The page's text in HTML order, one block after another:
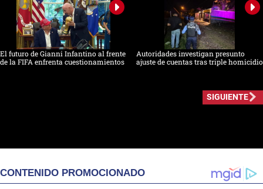
El futuro de Gianni Infantino al frente
de la FIFA enfrenta cuestionamientos
Autoridades investigan presunto
ajuste de cuentas tras triple homicidio
SIGUIENTE
CONTENIDO PROMOCIONADO